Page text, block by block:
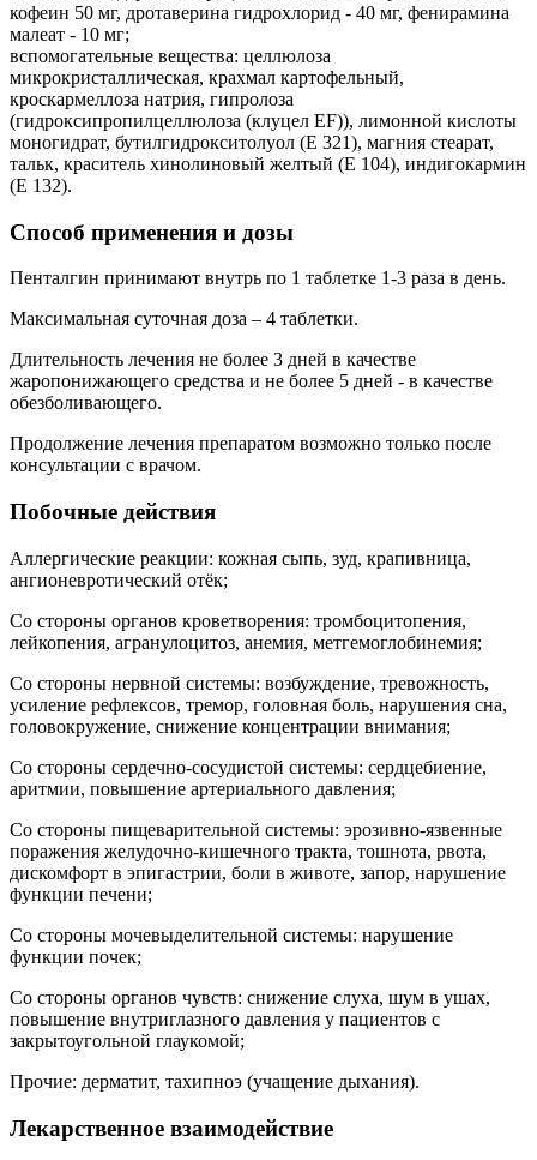
кофеин 50 мг, дротаверина гидрохлорид - 40 мг, фенирамина
малеат - 10 мг;
вспомогательные вещества: целлюлоза
микрокристаллическая, крахмал картофельный,
кроскармеллоза натрия, гипролоза
(гидроксипропилцеллюлоза (клуцел EF)), лимонной кислоты
моногидрат, бутилгидрокситолуол (Е 321), магния стеарат,
тальк, краситель хинолиновый желтый (Е 104), индигокармин
(Е 132).
Способ применения и дозы
Пенталгин принимают внутрь по 1 таблетке 1-3 раза в день.
Максимальная суточная доза – 4 таблетки.
Длительность лечения не более 3 дней в качестве
жаропонижающего средства и не более 5 дней - в качестве
обезболивающего.
Продолжение лечения препаратом возможно только после
консультации с врачом.
Побочные действия
Аллергические реакции: кожная сыпь, зуд, крапивница,
ангионевротический отёк;
Со стороны органов кроветворения: тромбоцитопения,
лейкопения, агранулоцитоз, анемия, метгемоглобинемия;
Со стороны нервной системы: возбуждение, тревожность,
усиление рефлексов, тремор, головная боль, нарушения сна,
головокружение, снижение концентрации внимания;
Со стороны сердечно-сосудистой системы: сердцебиение,
аритмии, повышение артериального давления;
Со стороны пищеварительной системы: эрозивно-язвенные
поражения желудочно-кишечного тракта, тошнота, рвота,
дискомфорт в эпигастрии, боли в животе, запор, нарушение
функции печени;
Со стороны мочевыделительной системы: нарушение
функции почек;
Со стороны органов чувств: снижение слуха, шум в ушах,
повышение внутриглазного давления у пациентов с
закрытоугольной глаукомой;
Прочие: дерматит, тахипноэ (учащение дыхания).
Лекарственное взаимодействие